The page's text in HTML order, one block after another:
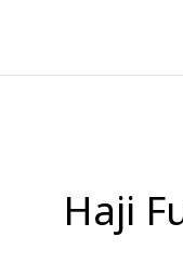
konten
Haji